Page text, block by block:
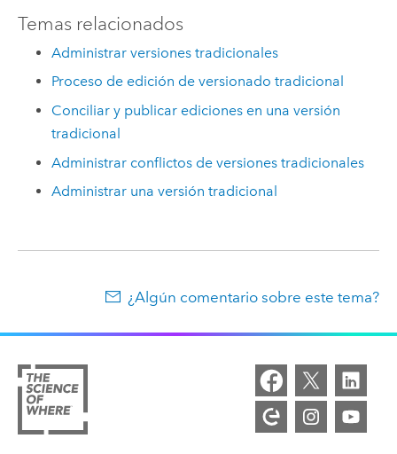
Temas relacionados
Administrar versiones tradicionales
Proceso de edición de versionado tradicional
Conciliar y publicar ediciones en una versión
tradicional
Administrar conflictos de versiones tradicionales
Administrar una versión tradicional
¿Algún comentario sobre este tema?